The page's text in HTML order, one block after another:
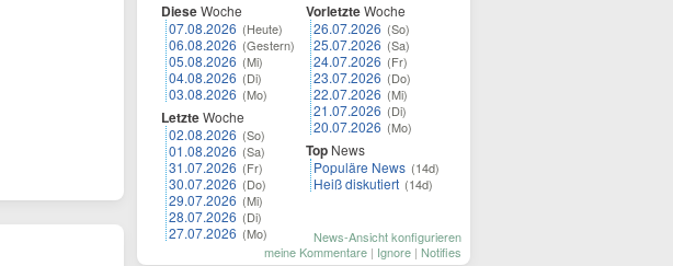
DieseWoche
07.08.2026 (Heute)
06.08.2026 (Gestern)
05.08.2026 (Mi)
04.08.2026 (Di)
03.08.2026 (Mo)
LetzteWoche
02.08.2026 (So)
01.08.2026 (Sa)
31.07.2026 (Fr)
30.07.2026 (Do)
29.07.2026 (Mi)
28.07.2026 (Di)
27.07.2026 (Mo)
VorletzteWoche
26.07.2026 (So)
25.07.2026 (Sa)
24.07.2026 (Fr)
23.07.2026 (Do)
22.07.2026 (Mi)
21.07.2026 (Di)
20.07.2026 (Mo)
Top News
Populäre News (14d)
Heiß diskutiert (14d)
News-Ansicht konfigurieren
meine Kommentare | Ignore | Notifies